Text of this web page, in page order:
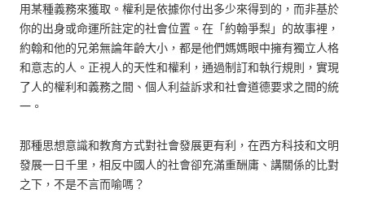
用某種義務來獲取。權利是依據你付出多少來得到的，而非基於
你的出身或命運所註定的社會位置。在「約翰爭梨」的故事裡，
約翰和他的兄弟無論年齡大小，都是他們媽媽眼中擁有獨立人格
和意志的人。正視人的天性和權利，通過制訂和執行規則，實現
了人的權利和義務之間、個人利益訴求和社會道德要求之間的統
一。
那種思想意識和教育方式對社會發展更有利，在西方科技和文明
發展一日千里，相反中國人的社會卻充滿重酬庸、講關係的比對
之下，不是不言而喻嗎？